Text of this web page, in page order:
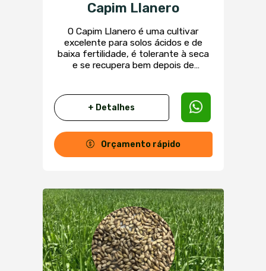
Capim Llanero
O Capim Llanero é uma cultivar
excelente para solos ácidos e de
baixa fertilidade, é tolerante à seca
e se recupera bem depois de
pastejo direto e fenação. Tem boa
tolerância à cigarrinha-das-
pastagens, boa capacidade de
rebrota e palatabilidade.
+ Detalhes
Orçamento rápido